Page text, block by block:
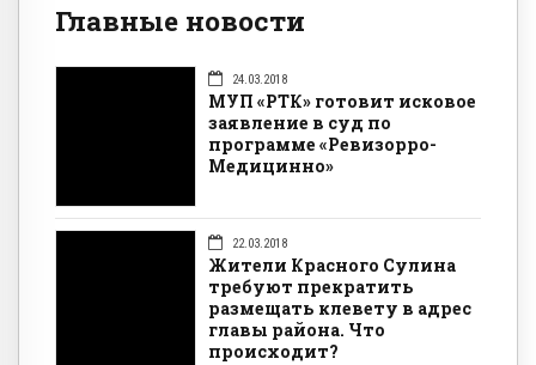
Главные новости
24.03.2018
МУП «РТК» готовит исковое
заявление в суд по
программе «Ревизорро-
Медицинно»
22.03.2018
Жители Красного Сулина
требуют прекратить
размещать клевету в адрес
главы района. Что
происходит?